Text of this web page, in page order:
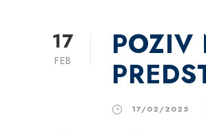
17
FEB
POZIV
17/02/2025